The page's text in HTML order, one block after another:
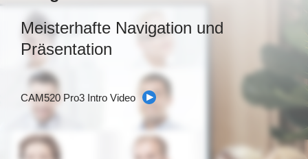
Meisterhafte Navigation und
Präsentation
CAM520 Pro3 Intro Video